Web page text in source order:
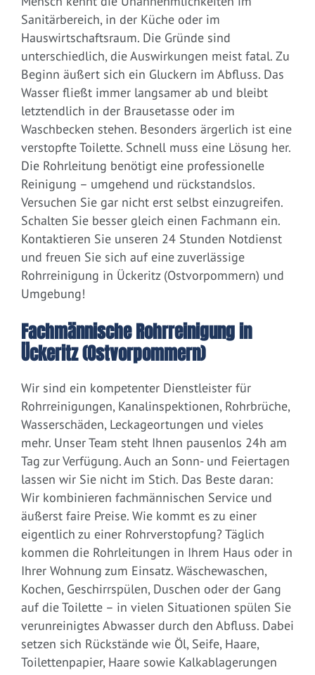
Sanitärbereich, in der Küche oder im
Hauswirtschaftsraum. Die Gründe sind
unterschiedlich, die Auswirkungen meist fatal. Zu
Beginn äußert sich ein Gluckern im Abfluss. Das
Wasser fließt immer langsamer ab und bleibt
letztendlich in der Brausetasse oder im
Waschbecken stehen. Besonders ärgerlich ist eine
verstopfte Toilette. Schnell muss eine Lösung her.
Die Rohrleitung benötigt eine professionelle
Reinigung – umgehend und rückstandslos.
Versuchen Sie gar nicht erst selbst einzugreifen.
Schalten Sie besser gleich einen Fachmann ein.
Kontaktieren Sie unseren 24 Stunden Notdienst
und freuen Sie sich auf eine zuverlässige
Rohrreinigung in Ückeritz (Ostvorpommern) und
Umgebung!
Fachmännische Rohrreinigung in
Ückeritz (Ostvorpommern)
Wir sind ein kompetenter Dienstleister für
Rohrreinigungen, Kanalinspektionen, Rohrbrüche,
Wasserschäden, Leckageortungen und vieles
mehr. Unser Team steht Ihnen pausenlos 24h am
Tag zur Verfügung. Auch an Sonn- und Feiertagen
lassen wir Sie nicht im Stich. Das Beste daran:
Wir kombinieren fachmännischen Service und
äußerst faire Preise. Wie kommt es zu einer
eigentlich zu einer Rohrverstopfung? Täglich
kommen die Rohrleitungen in Ihrem Haus oder in
Ihrer Wohnung zum Einsatz. Wäschewaschen,
Kochen, Geschirrspülen, Duschen oder der Gang
auf die Toilette – in vielen Situationen spülen Sie
verunreinigtes Abwasser durch den Abfluss. Dabei
setzen sich Rückstände wie Öl, Seife, Haare,
Toilettenpapier, Haare sowie Kalkablagerungen